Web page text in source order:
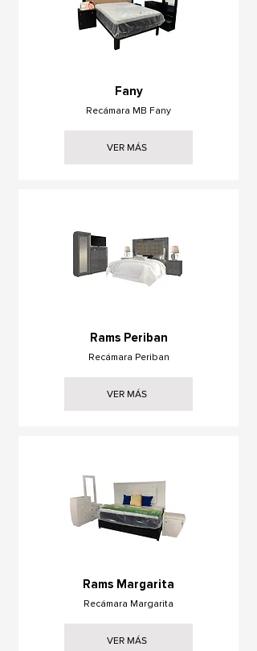
Fany
Recámara MB Fany
VER MÁS
Rams Periban
Recámara Periban
VER MÁS
Rams Margarita
Recámara Margarita
VER MÁS